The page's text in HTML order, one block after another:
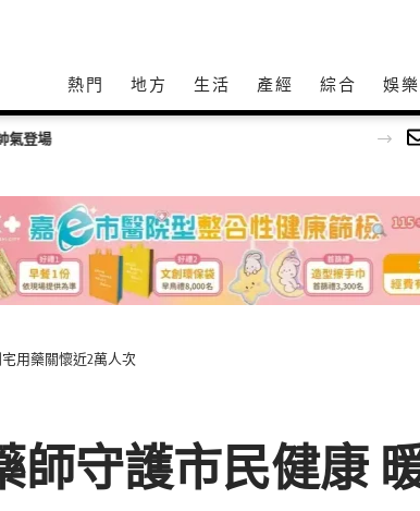
熱門 地方 生活 產經 綜合 娛樂
用藥關懷近2萬人次
師守護市民健康